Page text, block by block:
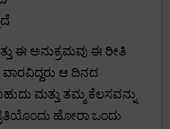
ಈ ಅನುಕ್ರಮವು ಈ ರೀತಿ
ಆ ದಿನದ
ಮತ್ತು ತಮ್ಮ ಕೆಲಸವನ್ನು
ಹೋರಾ ಒಂದು